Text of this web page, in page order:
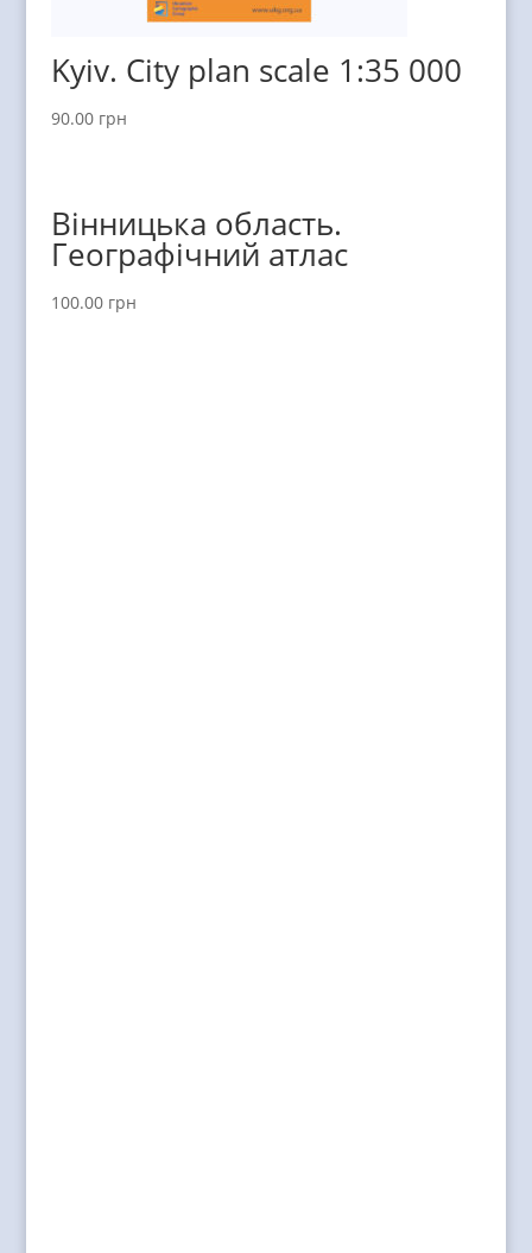
Kyiv. City plan scale 1:35 000
90.00 грн
Вінницька область.
Географічний атлас
100.00 грн